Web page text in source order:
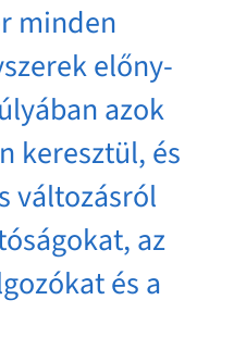
minden
előny-
azok
keresztül, és
változásról
az
és a